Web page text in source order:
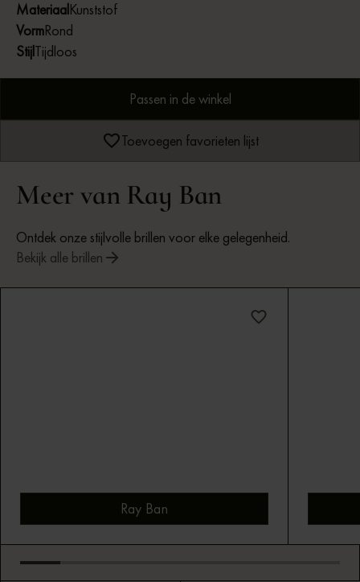
MateriaalKunststof
VormRond
StijlTijdloos
Passen in de winkel
Toevoegen favorieten lijst
Meer van Ray Ban
Ontdek onze stijlvolle brillen voor elke gelegenheid.
Bekijk alle brillen
Ray Ban
Bekijk montuur